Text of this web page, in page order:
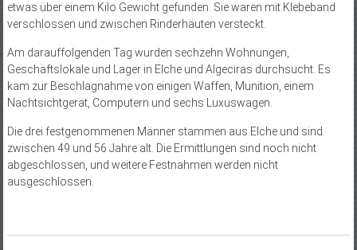
etwas über einem Kilo Gewicht gefunden. Sie waren mit Klebeband
verschlossen und zwischen Rinderhäuten versteckt.
Am darauffolgenden Tag wurden sechzehn Wohnungen,
Geschäftslokale und Lager in Elche und Algeciras durchsucht. Es
kam zur Beschlagnahme von einigen Waffen, Munition, einem
Nachtsichtgerät, Computern und sechs Luxuswagen.
Die drei festgenommenen Männer stammen aus Elche und sind
zwischen 49 und 56 Jahre alt. Die Ermittlungen sind noch nicht
abgeschlossen, und weitere Festnahmen werden nicht
ausgeschlossen.